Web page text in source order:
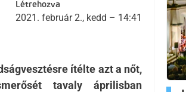
Létrehozva
2021. február 2., kedd – 14:41
ítélte azt a nőt,
tavaly áprilisban